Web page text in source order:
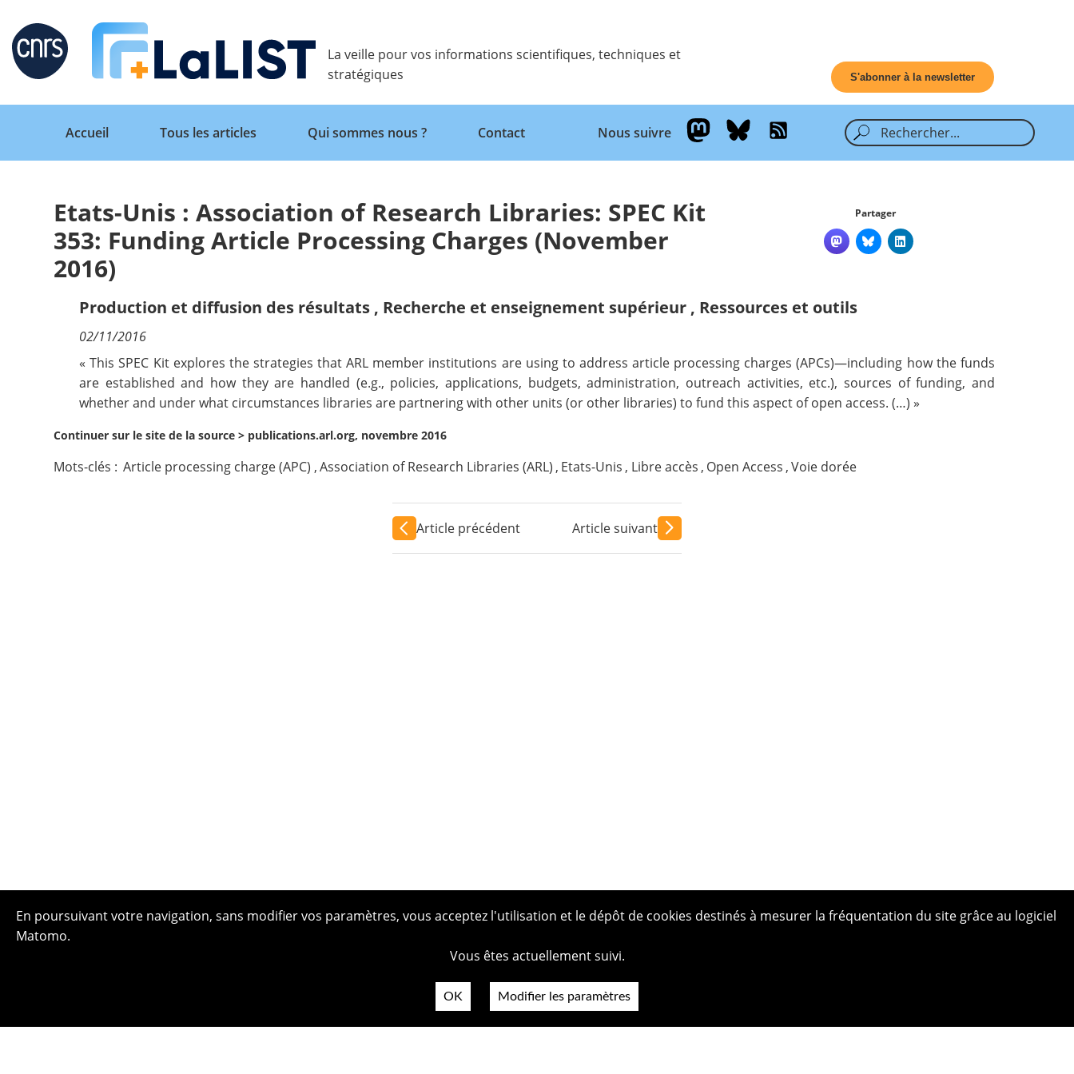
Retour
Accueil
Tous les articles
Qui sommes nous ?
Nous suivre
La veille pour vos informations scientifiques, techniques et
stratégiques
S'abonner à la newsletter
Retour
Accueil
Tous les articles Qui sommes nous ? Contact Nous suivre
Etats-Unis : Association of Research Libraries: SPEC Kit
353: Funding Article Processing Charges (November
2016)
Partager
Production et diffusion des résultats , Recherche et enseignement supérieur , Ressources et outils
02/11/2016
« This SPEC Kit explores the strategies that ARL member institutions are using to address article processing charges (APCs)—including how the funds
are established and how they are handled (e.g., policies, applications, budgets, administration, outreach activities, etc.), sources of funding, and
whether and under what circumstances libraries are partnering with other units (or other libraries) to fund this aspect of open access. (…) »
Continuer sur le site de la source > publications.arl.org, novembre 2016
Mots-clés : Article processing charge (APC) ,Association of Research Libraries (ARL) , Etats-Unis , Libre accès , Open Access ,Voie dorée
Article précédent Article suivant
En poursuivant votre navigation, sans modifier vos paramètres, vous acceptez l'utilisation et le dépôt de cookies destinés à mesurer la fréquentation du site grâce au logiciel
Matomo.
Vous êtes actuellement suivi.
OK Modifier les paramètres